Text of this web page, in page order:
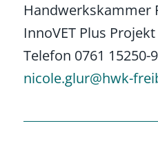
Handwerkskammer
InnoVET Plus
Telefon 0761 15250-
nicole.glur@hwk-